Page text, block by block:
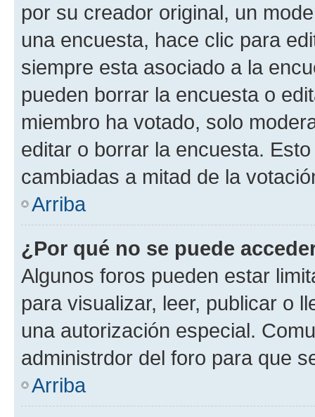
por su creador original, un
una encuesta, hace clic para
siempre esta asociado a la
pueden borrar la encuesta o
miembro ha votado, solo
editar o borrar la encuesta.
cambiadas a mitad de la
Arriba
¿Por qué no se puede
Algunos foros pueden estar
para visualizar, leer, publicar o
una autorización especial.
administrdor del foro para que
Arriba